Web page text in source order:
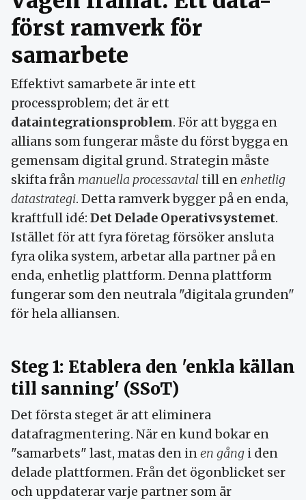
först ramverk för
samarbete
Effektivt samarbete är inte ett
processproblem; det är ett
dataintegrationsproblem. För att bygga en
allians som fungerar måste du först bygga en
gemensam digital grund. Strategin måste
skifta från manuella processavtaltill en enhetlig
datastrategi. Detta ramverk bygger på en enda,
kraftfull idé: Det Delade Operativsystemet.
Istället för att fyra företag försöker ansluta
fyra olika system, arbetar alla partner på en
enda, enhetlig plattform. Denna plattform
fungerar som den neutrala "digitala grunden"
för hela alliansen.
Steg 1: Etablera den 'enkla källan
till sanning' (SSoT)
Det första steget är att eliminera
datafragmentering. När en kund bokar en
"samarbets" last, matas den in en gång i den
delade plattformen. Från det ögonblicket ser
och uppdaterar varje partner som är